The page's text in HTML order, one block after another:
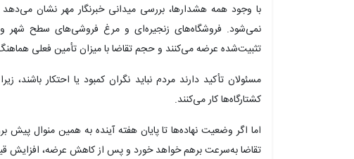
با وجود همه هشدارها، بررسی میدانی خبرنگار مهر نشان
نمی‌شود. فروشگاه‌های زنجیره‌ای و مرغ فروشی‌های سطح شهر
تثبیت‌شده عرضه می‌کنند و حجم تقاضا با میزان تأمین فعلی
مسئولان تأکید دارند مردم نباید نگران کمبود یا احتکار
کشتارگاه‌ها کار می‌کنند.
اما اگر وضعیت نهاده‌ها تا پایان هفته آینده به همین منوال پیش
تقاضا به‌سرعت برهم خواهد خورد و پس از کاهش عرضه، افزایش